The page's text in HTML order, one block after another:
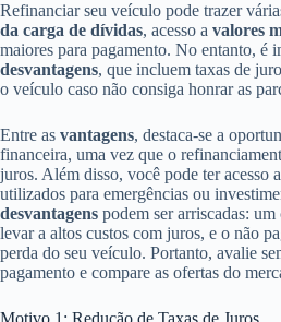
Refinanciar seu veículo pode trazer
da carga de dívidas, acesso a valores
maiores para pagamento. No entanto, é
desvantagens, que incluem taxas de
o veículo caso não consiga honrar as
Entre as vantagens, destaca-se a
financeira, uma vez que o
juros. Além disso, você pode ter acesso
utilizados para emergências ou
desvantagens podem ser arriscadas:
levar a altos custos com juros, e o não
perda do seu veículo. Portanto, avalie
pagamento e compare as ofertas do